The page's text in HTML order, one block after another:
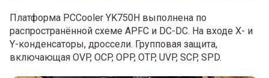
Платформа PCCooler YK750H выполнена по
распространённой схеме APFC и DC-DС. На входе X- и
Y-конденсаторы, дроссели. Групповая защита,
включающая OVP, OCP, OPP, OTP, UVP, SCP, SPD.